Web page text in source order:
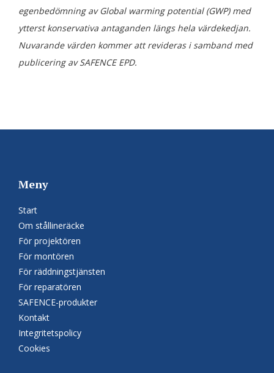
egenbedömning av Global warming potential (GWP) med
ytterst konservativa antaganden längs hela värdekedjan.
Nuvarande värden kommer att revideras i samband med
publicering av SAFENCE EPD.
Meny
Start
Om stållineräcke
För projektören
För montören
För räddningstjänsten
För reparatören
SAFENCE-produkter
Kontakt
Integritetspolicy
Cookies